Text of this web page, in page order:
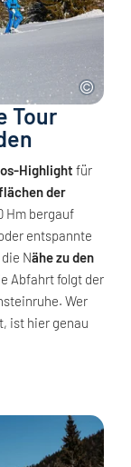
Tour
Highlight für
der
Hm bergauf
entspannte
Nähe zu den
Abfahrt folgt der
Wer
ist hier genau